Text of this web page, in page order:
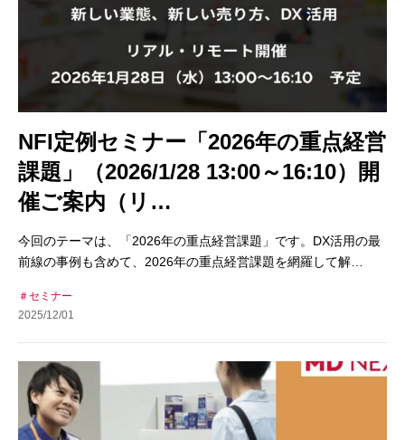
NFI定例セミナー「2026年の重点経営
課題」（2026/1/28 13:00～16:10）開
催ご案内（リ…
今回のテーマは、「2026年の重点経営課題」です。DX活用の最
前線の事例も含めて、2026年の重点経営課題を網羅して解…
セミナー
2025/12/01